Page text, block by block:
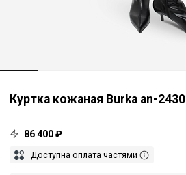
Куртка кожаная Burka an-2430
86 400 ₽
Доступна оплата частями